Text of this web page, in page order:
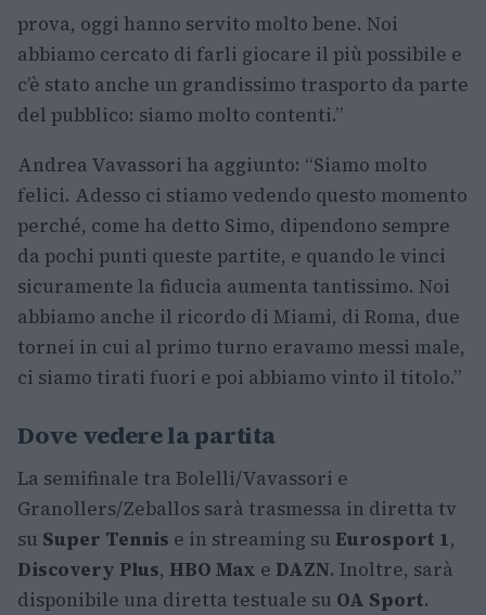
prova, oggi hanno servito molto bene. Noi
abbiamo cercato di farli giocare il più possibile e
c’è stato anche un grandissimo trasporto da parte
del pubblico: siamo molto contenti.”
Andrea Vavassori ha aggiunto: “Siamo molto
felici. Adesso ci stiamo vedendo questo momento
perché, come ha detto Simo, dipendono sempre
da pochi punti queste partite, e quando le vinci
sicuramente la fiducia aumenta tantissimo. Noi
abbiamo anche il ricordo di Miami, di Roma, due
tornei in cui al primo turno eravamo messi male,
ci siamo tirati fuori e poi abbiamo vinto il titolo.”
Dove vedere la partita
La semifinale tra Bolelli/Vavassori e
Granollers/Zeballos sarà trasmessa in diretta tv
su Super Tennis e in streaming su Eurosport 1,
Discovery Plus, HBO Max e DAZN. Inoltre, sarà
disponibile una diretta testuale su OA Sport.